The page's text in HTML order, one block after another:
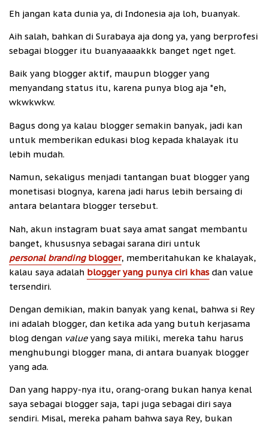
Eh jangan kata dunia ya, di Indonesia aja loh, buanyak.
Aih salah, bahkan di Surabaya aja dong ya, yang berprofesi
sebagai blogger itu buanyaaaakkk banget nget nget.
Baik yang blogger aktif, maupun blogger yang
menyandang status itu, karena punya blog aja *eh,
wkwkwkw.
Bagus dong ya kalau blogger semakin banyak, jadi kan
untuk memberikan edukasi blog kepada khalayak itu
lebih mudah.
Namun, sekaligus menjadi tantangan buat blogger yang
monetisasi blognya, karena jadi harus lebih bersaing di
antara belantara blogger tersebut.
Nah, akun instagram buat saya amat sangat membantu
banget, khususnya sebagai sarana diri untuk
personal brandingblogger, memberitahukan ke khalayak,
kalau saya adalah blogger yang punya ciri khas dan value
tersendiri.
Dengan demikian, makin banyak yang kenal, bahwa si Rey
ini adalah blogger, dan ketika ada yang butuh kerjasama
blog dengan value yang saya miliki, mereka tahu harus
menghubungi blogger mana, di antara buanyak blogger
yang ada.
Dan yang happy-nya itu, orang-orang bukan hanya kenal
saya sebagai blogger saja, tapi juga sebagai diri saya
sendiri. Misal, mereka paham bahwa saya Rey, bukan